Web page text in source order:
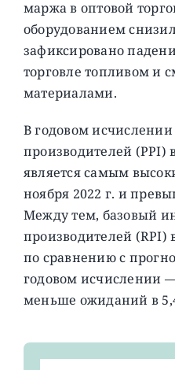
маржа в оптовой
оборудованием
зафиксировано
торговле топливом и
материалами.
В годовом
производителей (PPI)
является самым
ноября 2022 г. и
Между тем, базовый
производителей (RPI)
по сравнению с
годовом исчислении
меньше ожиданий в